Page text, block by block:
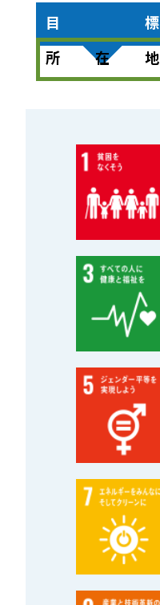
目標
所在地